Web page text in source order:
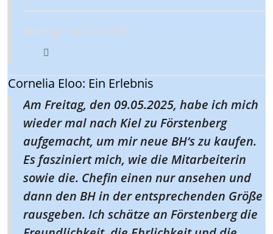
Montag, 14. Juli 2025
Cornelia Eloo: Ein Erlebnis
Am Freitag, den 09.05.2025, habe ich mich
wieder mal nach Kiel zu Förstenberg
aufgemacht, um mir neue BH‘s zu kaufen.
Es fasziniert mich, wie die Mitarbeiterin
sowie die. Chefin einen nur ansehen und
dann den BH in der entsprechenden Größe
rausgeben. Ich schätze an Förstenberg die